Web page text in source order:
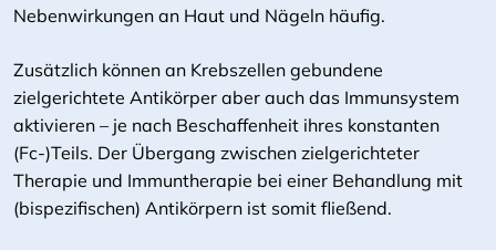
Nebenwirkungen an Haut und Nägeln häufig.
Zusätzlich können an Krebszellen gebundene
zielgerichtete Antikörper aber auch das Immunsystem
aktivieren – je nach Beschaffenheit ihres konstanten
(Fc-)Teils. Der Übergang zwischen zielgerichteter
Therapie und Immuntherapie bei einer Behandlung mit
(bispezifischen) Antikörpern ist somit fließend.